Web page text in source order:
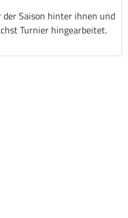
der Saison hinter ihnen und
Turnier hingearbeitet.